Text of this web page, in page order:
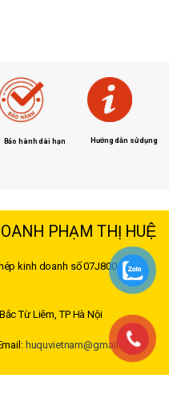
Bảo hành dài hạn Hướng dẫn sử dụng
PHẠM THỊ HUỆ
kinh doanh số 07J8004178 –
Từ Liêm, TP Hà Nội
huquvietnam@gmail.com